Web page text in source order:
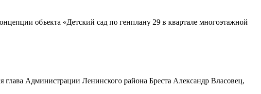
объекта «Детский сад по генплану 29 в квартале многоэтажной
глава Администрации Ленинского района Бреста Александр Власовец,